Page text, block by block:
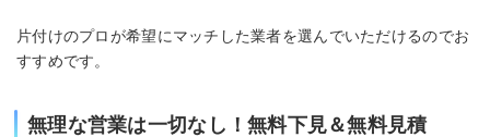
片付けのプロが希望にマッチした業者を選んでいただけるのでお
すすめです。
無理な営業は一切なし！無料下見＆無料見積